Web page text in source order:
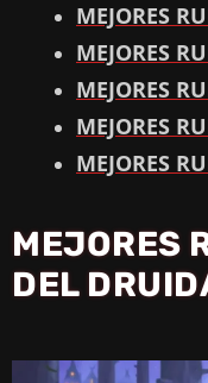
MEJORES
MEJORES
MEJORES
MEJORES
MEJORES
MEJORES
DEL